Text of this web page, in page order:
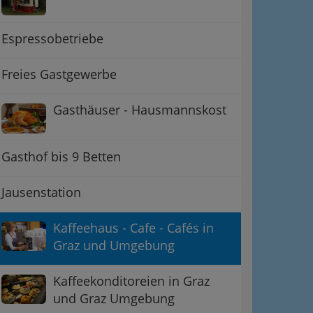
Espressobetriebe
Freies Gastgewerbe
Gasthäuser - Hausmannskost
Gasthof bis 9 Betten
Jausenstation
Kaffeehaus - Cafe - Cafés in
Graz und Umgebung
Kaffeekonditoreien in Graz
und Graz Umgebung